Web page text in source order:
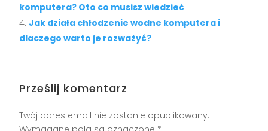
komputera? Oto co musisz wiedzieć
Jak działa chłodzenie wodne komputera i
dlaczego warto je rozważyć?
Prześlij komentarz
Twój adres email nie zostanie opublikowany.